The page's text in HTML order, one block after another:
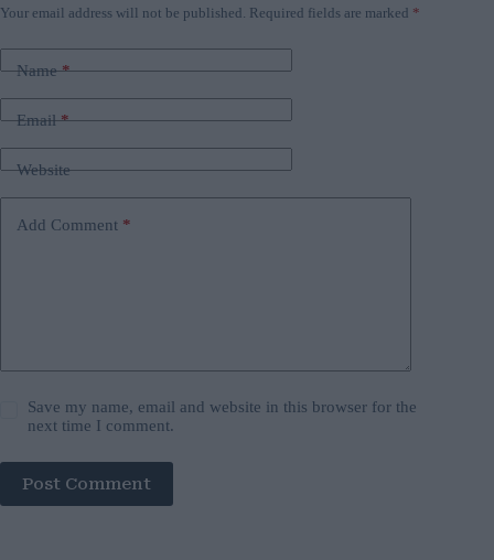
Your email address will not be published. Required fields are marked *
Name*
Email*
Website
Add Comment *
Save my name, email and website in this browser for the
next time I comment.
Post Comment